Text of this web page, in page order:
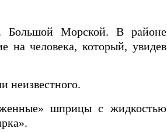
Большой Морской. В районе
на человека, который, увидев
неизвестного.
шприцы с жидкостью